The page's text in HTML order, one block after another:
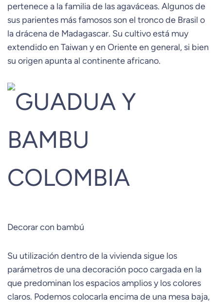
pertenece a la familia de las agaváceas. Algunos de
sus parientes más famosos son el tronco de Brasil o
la drácena de Madagascar. Su cultivo está muy
extendido en Taiwan y en Oriente en general, si bien
su origen apunta al continente africano.
Decorar con bambú
Su utilización dentro de la vivienda sigue los
parámetros de una decoración poco cargada en la
que predominan los espacios amplios y los colores
claros. Podemos colocarla encima de una mesa baja,